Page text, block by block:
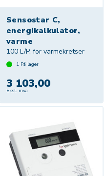
Sensostar C,
energikalkulator,
varme
100 L/P, for varmekretser
1 På lager
3 103,00
Eksl. mva